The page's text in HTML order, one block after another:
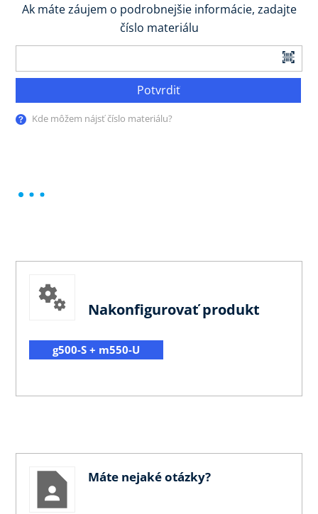
Ak máte záujem o podrobnejšie informácie, zadajte
číslo materiálu
Potvrdiť
Kde môžem nájsť číslo materiálu?
Nakonfigurovať produkt
g500-S + m550-U
Máte nejaké otázky?